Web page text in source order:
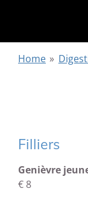
contenu
principal
Home »
Filliers
Genièvre
€ 8